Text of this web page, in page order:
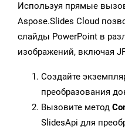
Используя прямые
Aspose.Slides Cloud
слайды PowerPoint в
изображений, включая
Создайте
преобразования
Вызовите метод
SlidesApi для